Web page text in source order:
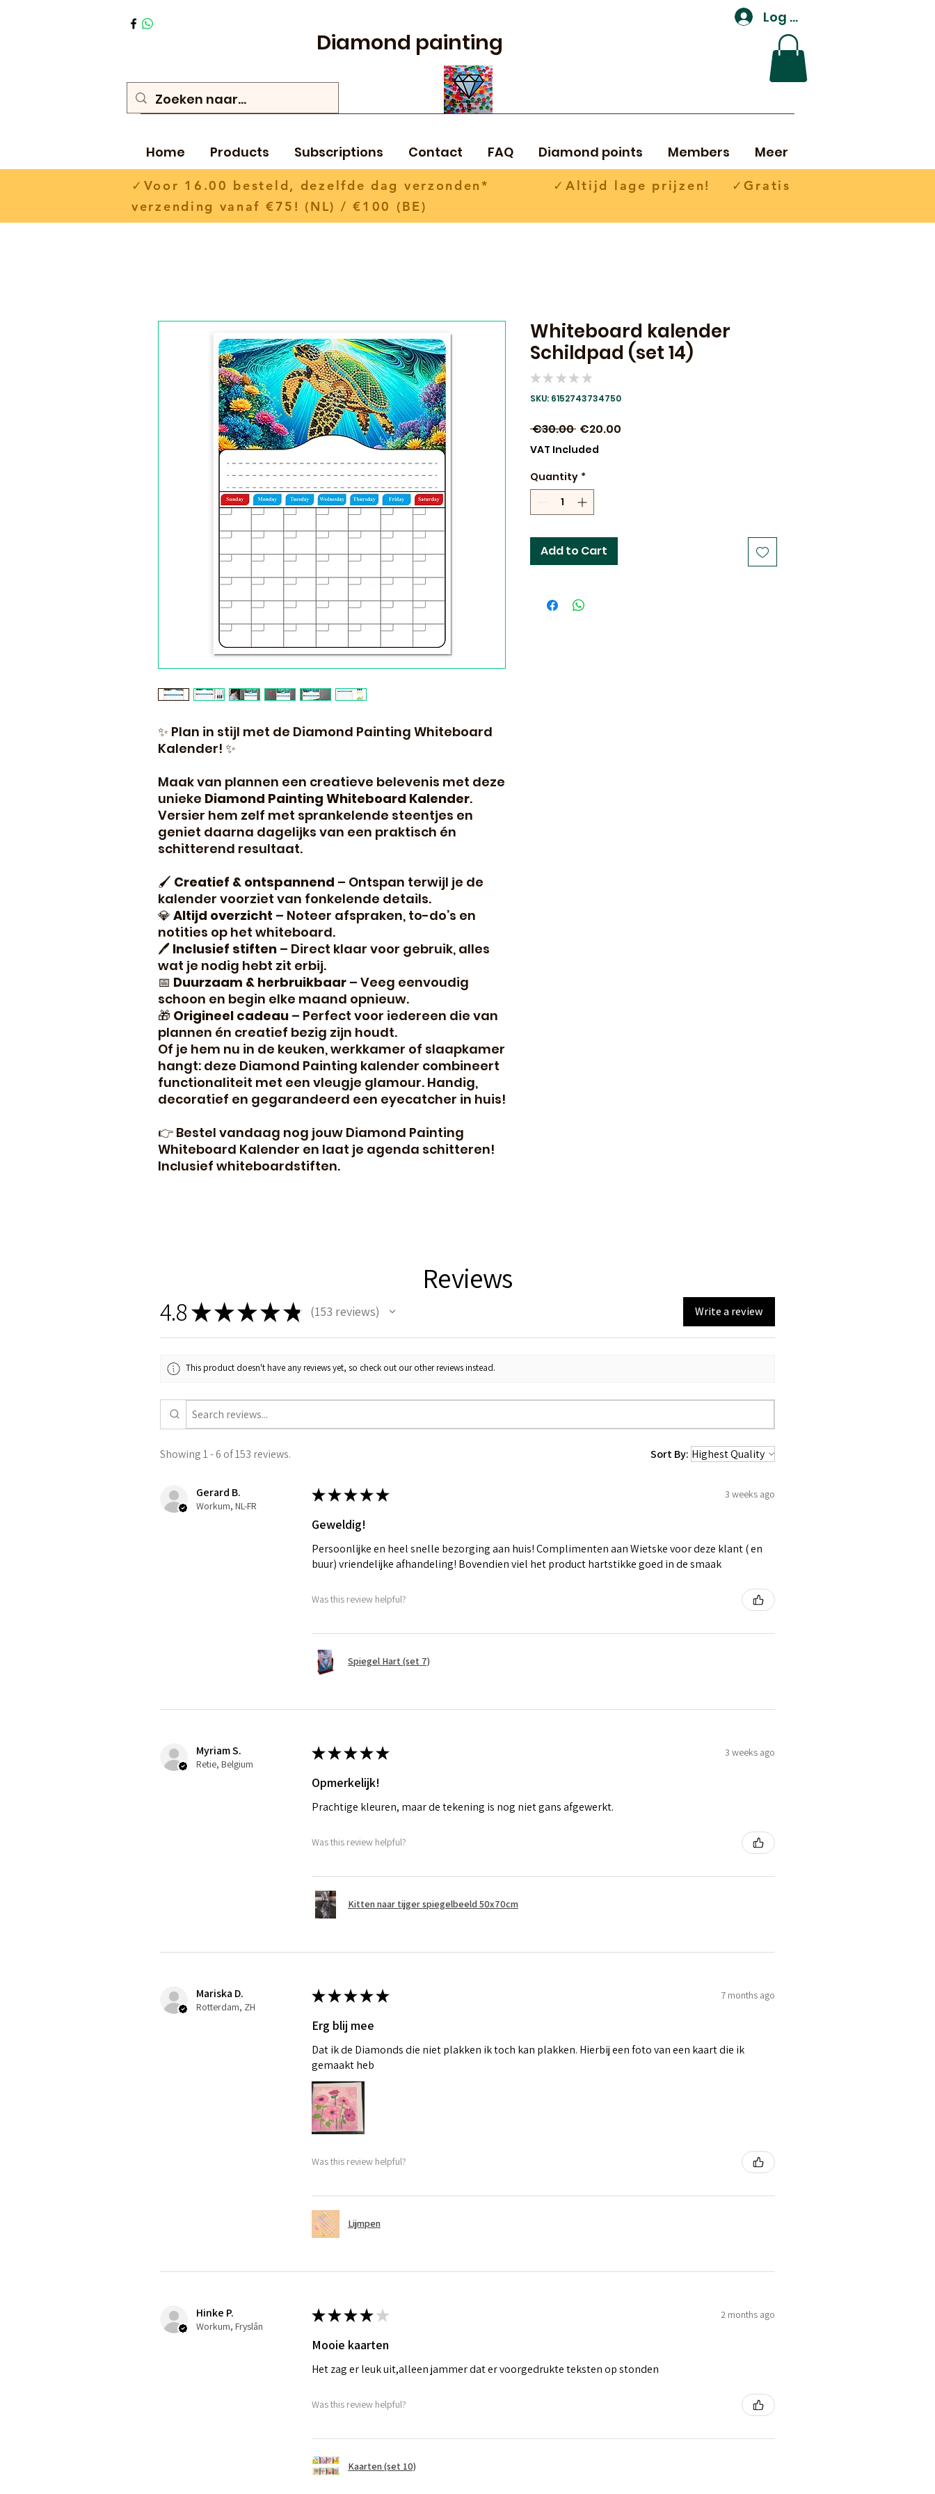
Diamond painting
Log In
Home Products Subscriptions Contact FAQ Diamond points Members Meer
✓Voor 16.00 besteld, dezelfde dag verzonden* ✓Altijd lage prijzen! ✓Gratis
verzending vanaf €75! (NL) / €100 (BE)
✨ Plan in stijl met de Diamond Painting Whiteboard
Kalender! ✨
Maak van plannen een creatieve belevenis met deze
unieke Diamond Painting Whiteboard Kalender.
Versier hem zelf met sprankelende steentjes en
geniet daarna dagelijks van een praktisch én
schitterend resultaat.
🖌 Creatief & ontspannend – Ontspan terwijl je de
kalender voorziet van fonkelende details.
💎 Altijd overzicht – Noteer afspraken, to-do’s en
notities op het whiteboard.
🖊 Inclusief stiften – Direct klaar voor gebruik, alles
wat je nodig hebt zit erbij.
📅 Duurzaam & herbruikbaar – Veeg eenvoudig
schoon en begin elke maand opnieuw.
🎁 Origineel cadeau – Perfect voor iedereen die van
plannen én creatief bezig zijn houdt.
Of je hem nu in de keuken, werkkamer of slaapkamer
hangt: deze Diamond Painting kalender combineert
functionaliteit met een vleugje glamour. Handig,
decoratief en gegarandeerd een eyecatcher in huis!
👉 Bestel vandaag nog jouw Diamond Painting
Whiteboard Kalender en laat je agenda schitteren!
Inclusief whiteboardstiften.
Whiteboard kalender
Schildpad (set 14)
★ ★ ★ ★ ★
SKU: 6152743734750
€30.00 Regular
Price
€20.00
VAT Included
Quantity *
Add to Cart
Reviews
4.8★★★★★ 153 reviews
153 Write a review
This product doesn't have any reviews yet, so check out our other reviews instead.
Showing 1 - 6 of 153 reviews. Sort By:
Gerard B.
Workum, NL-FR
★★★★★ 3 weeks ago
Geweldig!
Persoonlijke en heel snelle bezorging aan huis! Complimenten aan Wietske voor deze klant ( en
buur) vriendelijke afhandeling! Bovendien viel het product hartstikke goed in de smaak
Was this review helpful?
Spiegel Hart (set 7)
Myriam S.
Retie, Belgium
★★★★★ 3 weeks ago
Opmerkelijk!
Prachtige kleuren, maar de tekening is nog niet gans afgewerkt.
Was this review helpful?
Kitten naar tijger spiegelbeeld 50x70cm
Mariska D.
Rotterdam, ZH
★★★★★ 7 months ago
Erg blij mee
Dat ik de Diamonds die niet plakken ik toch kan plakken. Hierbij een foto van een kaart die ik
gemaakt heb
Was this review helpful?
Lijmpen
Hinke P.
Workum, Fryslân
★★★★ ★ 2 months ago
Mooie kaarten
Het zag er leuk uit,alleen jammer dat er voorgedrukte teksten op stonden
Was this review helpful?
Kaarten (set 10)